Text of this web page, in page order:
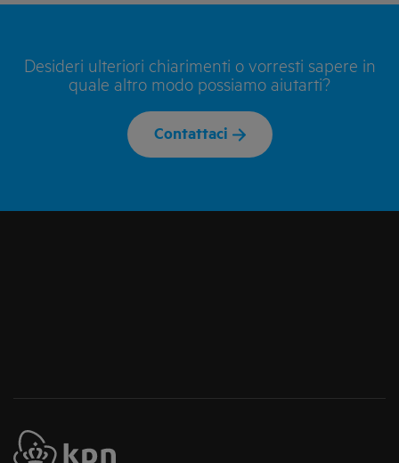
Desideri ulteriori chiarimenti o vorresti sapere in
quale altro modo possiamo aiutarti?
Contattaci